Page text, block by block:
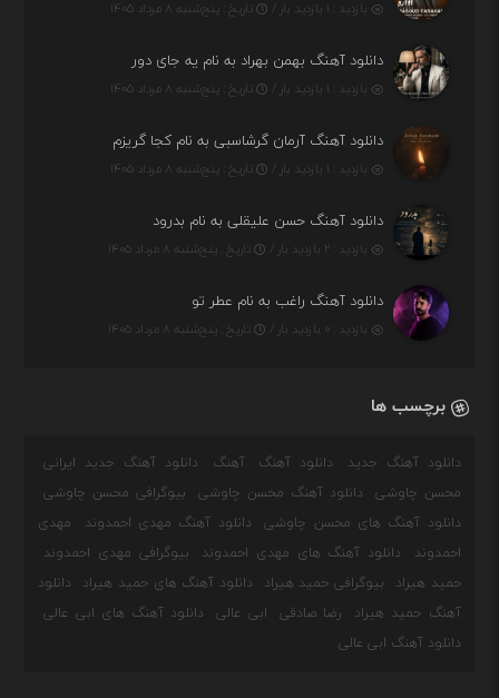
بازدید : ۱ بازدید بار / تاریخ : پنج‌شنبه ۸ مرداد ۱۴۰۵
دانلود آهنگ بهمن بهراد به نام یه جای دور
بازدید : ۱ بازدید بار / تاریخ : پنج‌شنبه ۸ مرداد ۱۴۰۵
دانلود آهنگ آرمان گرشاسبی به نام کجا گریزم
بازدید : ۱ بازدید بار / تاریخ : پنج‌شنبه ۸ مرداد ۱۴۰۵
دانلود آهنگ حسن علیقلی به نام بدرود
بازدید : ۲ بازدید بار / تاریخ : پنج‌شنبه ۸ مرداد ۱۴۰۵
دانلود آهنگ راغب به نام عطر تو
بازدید : ۰ بازدید بار / تاریخ : پنج‌شنبه ۸ مرداد ۱۴۰۵
برچسب ها
دانلود آهنگ جدید دانلود آهنگ آهنگ
دانلود آهنگ جدید ایرانی
محسن چاوشی
دانلود آهنگ محسن چاوشی
بیوگرافی محسن چاوشی
دانلود آهنگ های محسن چاوشی
دانلود آهنگ مهدی احمدوند
مهدی
احمدوند
دانلود آهنگ های مهدی احمدوند
بیوگرافی مهدی احمدوند
حمید هیراد
بیوگرافی حمید هیراد دانلود آهنگ های حمید هیراد
دانلود
آهنگ حمید هیراد
رضا صادقی ابی عالی
دانلود آهنگ های ابی عالی
دانلود آهنگ ابی عالی